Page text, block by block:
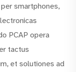
smartphones,
PCAP opera
tactus
et solutiones ad